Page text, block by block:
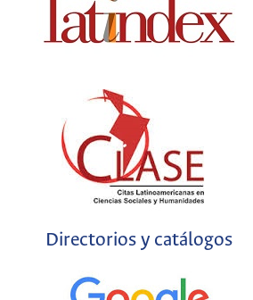
Directorios y catálogos